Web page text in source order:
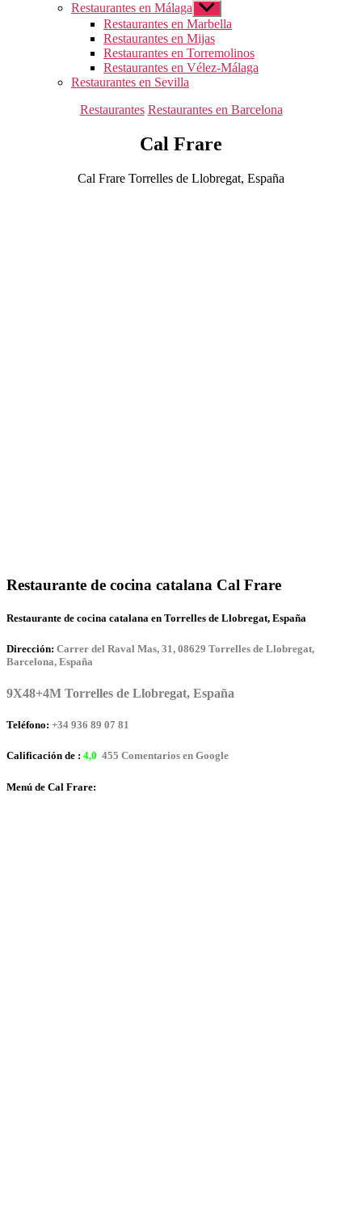
Restaurantes en Málaga Mostrar
el
submenú
Restaurantes en Marbella
Restaurantes en Mijas
Restaurantes en Torremolinos
Restaurantes en Vélez-Málaga
Restaurantes en Sevilla
Categorías
Restaurantes Restaurantes en Barcelona
Cal Frare
Cal Frare Torrelles de Llobregat, España
Restaurante de cocina catalana Cal Frare
Restaurante de cocina catalana en Torrelles de Llobregat, España
Dirección: Carrer del Raval Mas, 31, 08629 Torrelles de Llobregat,
Barcelona, España
9X48+4M Torrelles de Llobregat, España
Teléfono: +34 936 89 07 81
Calificación de : 4,0 455 Comentarios en Google
Menú de Cal Frare: